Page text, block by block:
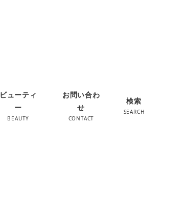
ビューティ
ー
BEAUTY
お問い合わ
せ
CONTACT
検索
SEARCH